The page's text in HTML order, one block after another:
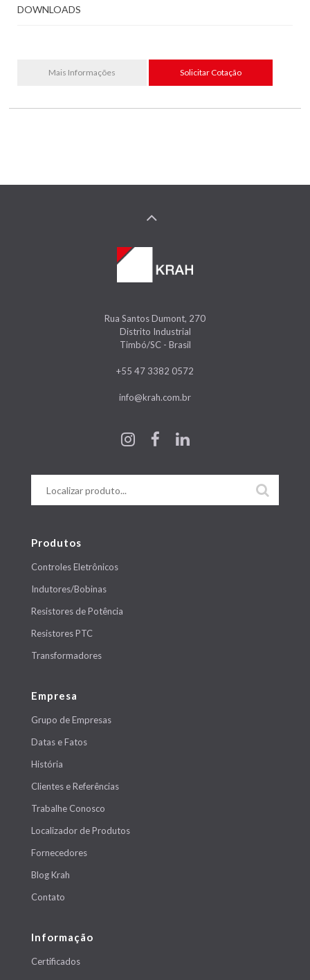
DOWNLOADS
Mais Informações Solicitar Cotação
Rua Santos Dumont, 270
Distrito Industrial
Timbó/SC - Brasil
+55 47 3382 0572
info@krah.com.br
Produtos
Controles Eletrônicos
Indutores/Bobinas
Resistores de Potência
Resistores PTC
Transformadores
Empresa
Grupo de Empresas
Datas e Fatos
História
Clientes e Referências
Trabalhe Conosco
Localizador de Produtos
Fornecedores
Blog Krah
Contato
Informação
Certificados